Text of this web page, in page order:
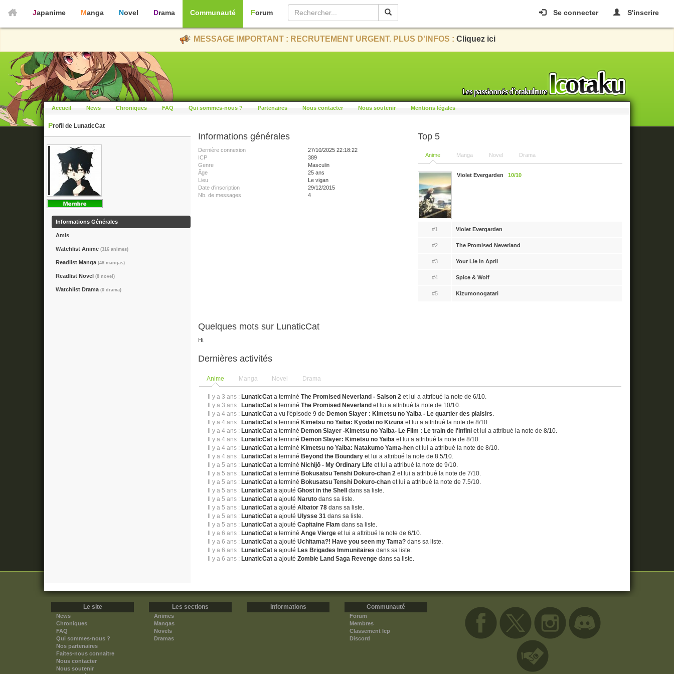
Se connecter S'inscrire
Japanime Manga Novel Drama Communauté Forum
MESSAGE IMPORTANT : RECRUTEMENT URGENT. PLUS D'INFOS : Cliquez ici
Accueil News Chroniques FAQ Qui sommes-nous ? Partenaires Nous contacter Nous soutenir Mentions légales
Profil de LunaticCat
Informations Générales
Amis
Watchlist Anime (316 animes)
Readlist Manga (48 mangas)
Readlist Novel (8 novel)
Watchlist Drama (0 drama)
Informations générales
Dernière connexion
27/10/2025 22:18:22
ICP
389
Genre
Masculin
Âge
25 ans
Lieu
Le vigan
Date d'inscription
29/12/2015
Nb. de messages
4
Top 5
Anime Manga Novel Drama
Violet Evergarden 10/10
#1 Violet Evergarden
#2 The Promised Neverland
#3 Your Lie in April
#4 Spice & Wolf
#5 Kizumonogatari
Quelques mots sur LunaticCat
Hi.
Dernières activités
Anime Manga Novel Drama
Il y a 3 ans : LunaticCat a terminéThe Promised Neverland - Saison 2 et lui a attribué la note de 6/10.
Il y a 3 ans : LunaticCat a terminéThe Promised Neverland et lui a attribué la note de 10/10.
Il y a 4 ans : LunaticCat a vu l'épisode 9 de Demon Slayer : Kimetsu no Yaiba - Le quartier des plaisirs.
Il y a 4 ans : LunaticCat a terminé Kimetsu no Yaiba: Kyōdai no Kizuna et lui a attribué la note de 8/10.
Il y a 4 ans : LunaticCat a terminé Demon Slayer -Kimetsu no Yaiba- Le Film : Le train de l'infini et lui a attribué la note de 8/10.
Il y a 4 ans : LunaticCat a terminé Demon Slayer: Kimetsu no Yaiba et lui a attribué la note de 8/10.
Il y a 4 ans : LunaticCat a terminé Kimetsu no Yaiba: Natakumo Yama-hen et lui a attribué la note de 8/10.
Il y a 4 ans : LunaticCat a terminé Beyond the Boundary et lui a attribué la note de 8.5/10.
Il y a 5 ans : LunaticCat a terminé Nichijō - My Ordinary Life et lui a attribué la note de 9/10.
Il y a 5 ans : LunaticCat a terminé Bokusatsu Tenshi Dokuro-chan 2 et lui a attribué la note de 7/10.
Il y a 5 ans : LunaticCat a terminé Bokusatsu Tenshi Dokuro-chan et lui a attribué la note de 7.5/10.
Il y a 5 ans : LunaticCat a ajoutéGhost in the Shelldans sa liste.
Il y a 5 ans : LunaticCat a ajouté Naruto dans sa liste.
Il y a 5 ans : LunaticCat a ajoutéAlbator 78 dans sa liste.
Il y a 5 ans : LunaticCat a ajoutéUlysse 31 dans sa liste.
Il y a 5 ans : LunaticCat a ajoutéCapitaine Flam dans sa liste.
Il y a 6 ans : LunaticCat a terminéAnge Vierge et lui a attribué la note de 6/10.
Il y a 6 ans : LunaticCat a ajoutéUchitama?! Have you seen my Tama? dans sa liste.
Il y a 6 ans : LunaticCat a ajouté Les Brigades Immunitaires dans sa liste.
Il y a 6 ans : LunaticCat a ajoutéZombie Land Saga Revenge dans sa liste.
Le site
News
Chroniques
FAQ
Qui sommes-nous ?
Nos partenaires
Faites-nous connaitre
Nous contacter
Nous soutenir
Les sections
Animes
Mangas
Novels
Dramas
Informations Communauté
Forum
Membres
Classement Icp
Discord